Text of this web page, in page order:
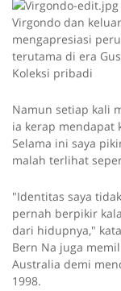
Virgondo dan
mengapresiasi
terutama di era
Koleksi pribadi
Namun setiap kali
ia kerap mendapat
Selama ini saya
malah terlihat
"Identitas saya
pernah berpikir
dari hidupnya,"
Bern Na juga
Australia demi
1998.